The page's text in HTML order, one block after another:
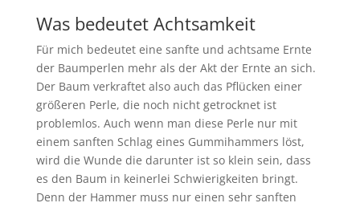
Was bedeutet Achtsamkeit
Für mich bedeutet eine sanfte und achtsame Ernte
der Baumperlen mehr als der Akt der Ernte an sich.
Der Baum verkraftet also auch das Pflücken einer
größeren Perle, die noch nicht getrocknet ist
problemlos. Auch wenn man diese Perle nur mit
einem sanften Schlag eines Gummihammers löst,
wird die Wunde die darunter ist so klein sein, dass
es den Baum in keinerlei Schwierigkeiten bringt.
Denn der Hammer muss nur einen sehr sanften